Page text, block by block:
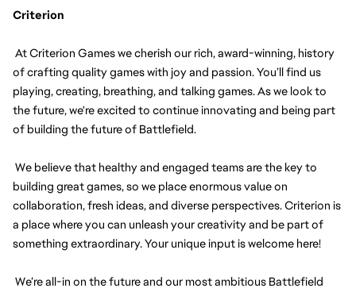
Criterion
At Criterion Games we cherish our rich, award-winning, history
of crafting quality games with joy and passion. You’ll find us
playing, creating, breathing, and talking games. As we look to
the future, we're excited to continue innovating and being part
of building the future of Battlefield.
We believe that healthy and engaged teams are the key to
building great games, so we place enormous value on
collaboration, fresh ideas, and diverse perspectives. Criterion is
a place where you can unleash your creativity and be part of
something extraordinary. Your unique input is welcome here!
We’re all-in on the future and our most ambitious Battlefield